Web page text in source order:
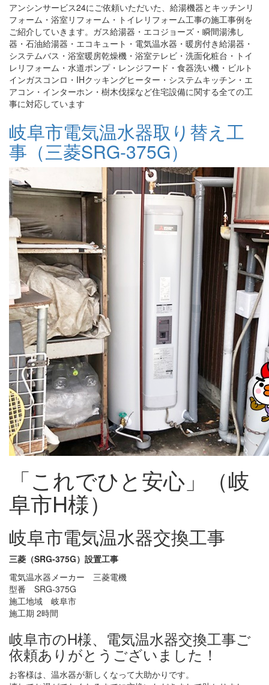
アンシンサービス24にご依頼いただいた、給湯機器とキッチンリ
フォーム・浴室リフォーム・トイレリフォーム工事の施工事例を
ご紹介していきます。ガス給湯器・エコジョーズ・瞬間湯沸し
器・石油給湯器・エコキュート・電気温水器・暖房付き給湯器・
システムバス・浴室暖房乾燥機・浴室テレビ・洗面化粧台・トイ
レリフォーム・水道ポンプ・レンジフード・食器洗い機・ビルト
インガスコンロ・IHクッキングヒーター・システムキッチン・エ
アコン・インターホン・樹木伐採など住宅設備に関する全ての工
事に対応しています
岐阜市電気温水器取り替え工
事（三菱SRG-375G）
「これでひと安心」（岐
阜市H様）
岐阜市電気温水器交換工事
三菱（SRG-375G）設置工事
電気温水器メーカー 三菱電機
型番 SRG-375G
施工地域 岐阜市
施工期 2時間
岐阜市のH様、電気温水器交換工事ご
依頼ありがとうございました！
お客様は、温水器が新しくなって大助かりです。